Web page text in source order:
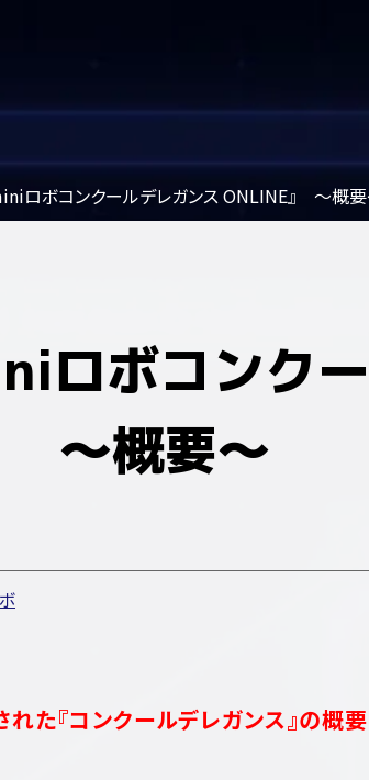
ロボコンクールデレガンス ONLINE』 ～概
ロボコンク
～概要～
た『コンクールデレガンス』の概